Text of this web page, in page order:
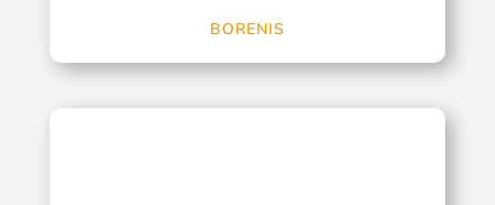
BORENIS